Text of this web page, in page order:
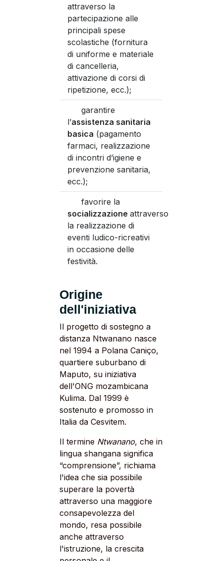
attraverso la
partecipazione alle
principali spese
scolastiche (fornitura
di uniforme e materiale
di cancelleria,
attivazione di corsi di
ripetizione, ecc.);
garantire
l’assistenza sanitaria
basica (pagamento
farmaci, realizzazione
di incontri d’igiene e
prevenzione sanitaria,
ecc.);
favorire la
socializzazione attraverso
la realizzazione di
eventi ludico-ricreativi
in occasione delle
festività.
Origine
dell'iniziativa
Il progetto di sostegno a
distanza Ntwanano nasce
nel 1994 a Polana Caniço,
quartiere suburbano di
Maputo, su iniziativa
dell'ONG mozambicana
Kulima. Dal 1999 è
sostenuto e promosso in
Italia da Cesvitem.
Il termine Ntwanano, che in
lingua shangana significa
“comprensione”, richiama
l'idea che sia possibile
superare la povertà
attraverso una maggiore
consapevolezza del
mondo, resa possibile
anche attraverso
l'istruzione, la crescita